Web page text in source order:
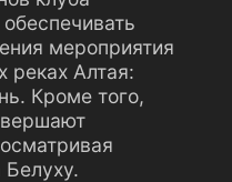
мероприятия
реках Алтая:
Кроме того,
Белуху.